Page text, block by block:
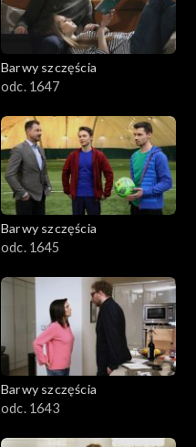
Barwy szczęścia
odc. 1647
Barwy szczęścia
odc. 1645
Barwy szczęścia
odc. 1643